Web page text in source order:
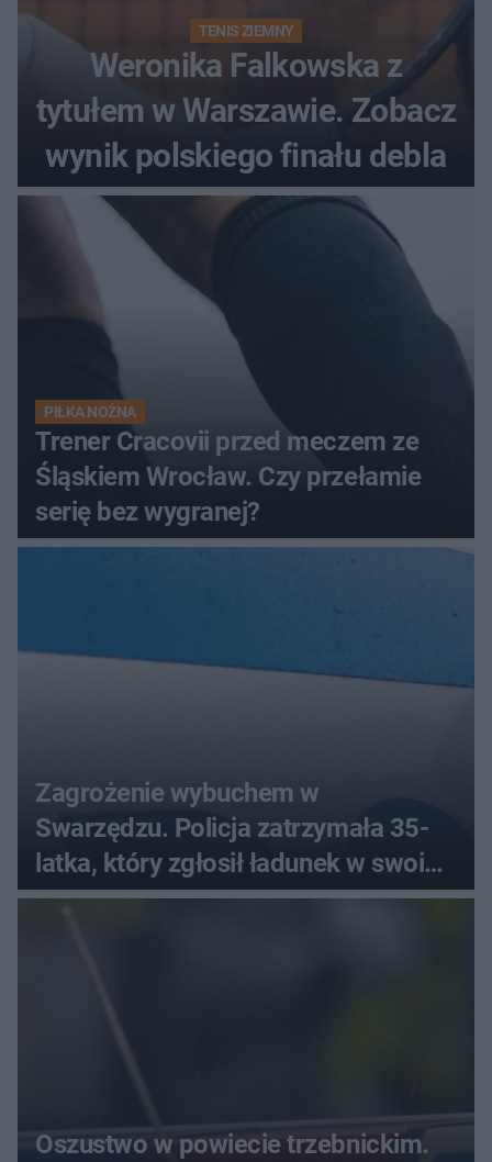
TENIS ZIEMNY
Weronika Falkowska z
tytułem w Warszawie. Zobacz
wynik polskiego finału debla
PIŁKA NOŻNA
Trener Cracovii przed meczem ze
Śląskiem Wrocław. Czy przełamie
serię bez wygranej?
Zagrożenie wybuchem w
Swarzędzu. Policja zatrzymała 35-
latka, który zgłosił ładunek w swoim
aucie
Oszustwo w powiecie trzebnickim.